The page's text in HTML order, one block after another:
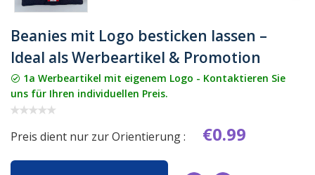
Beanies mit Logo besticken lassen –
Ideal als Werbeartikel & Promotion
1a Werbeartikel mit eigenem Logo - Kontaktieren Sie
uns für Ihren individuellen Preis.
Preis dient nur zur Orientierung : €0.99